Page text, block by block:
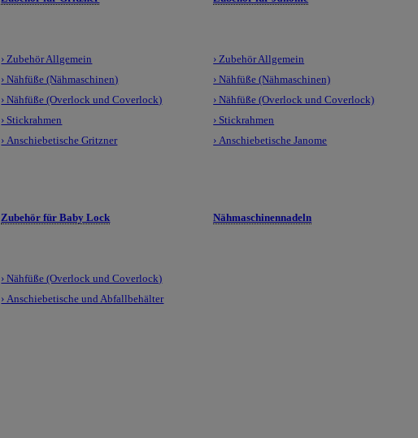
› Zubehör Allgemein
› Nähfüße (Nähmaschinen)
› Nähfüße (Overlock und Coverlock)
› Stickrahmen
› Anschiebetische Gritzner
› Zubehör Allgemein
› Nähfüße (Nähmaschinen)
› Nähfüße (Overlock und Coverlock)
› Stickrahmen
› Anschiebetische Janome
Zubehör für Baby Lock
› Nähfüße (Overlock und Coverlock)
› Anschiebetische und Abfallbehälter
Nähmaschinennadeln